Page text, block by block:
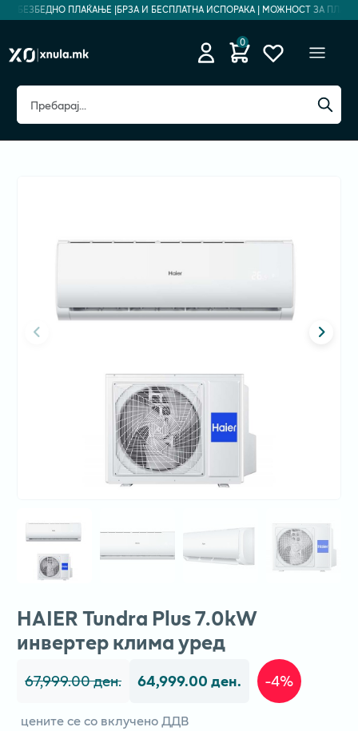
БЕЗБЕДНО ПЛАЌАЊЕ |БРЗА И БЕСПЛАТНА ИСПОРАКА | МОЖНОСТ ЗА
0
HAIER Tundra Plus 7.0kW
инвертер клима уред
67,999.00 ден. 64,999.00 ден. -4%
цените се со вклучено ДДВ